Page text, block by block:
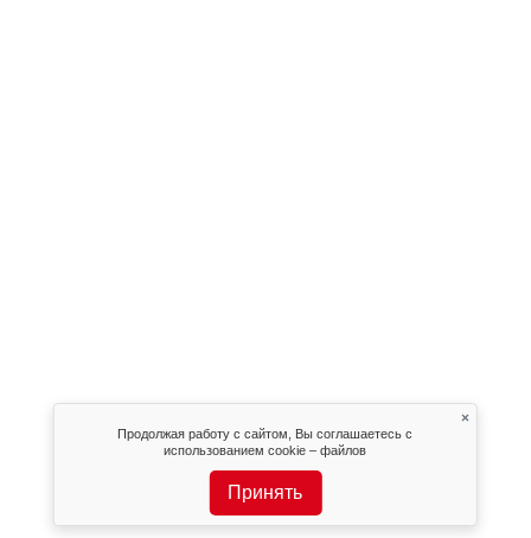
Продолжая работу с сайтом, Вы соглашаетесь с
использованием cookie – файлов
Принять
×